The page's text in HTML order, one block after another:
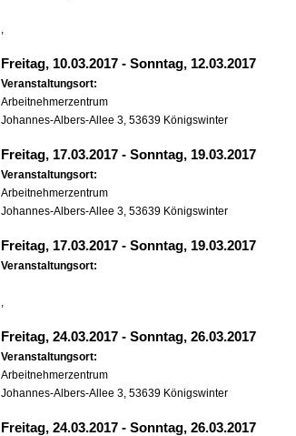
,
Freitag, 10.03.2017 - Sonntag, 12.03.2017
Veranstaltungsort:
Arbeitnehmerzentrum
Johannes-Albers-Allee 3, 53639 Königswinter
Freitag, 17.03.2017 - Sonntag, 19.03.2017
Veranstaltungsort:
Arbeitnehmerzentrum
Johannes-Albers-Allee 3, 53639 Königswinter
Freitag, 17.03.2017 - Sonntag, 19.03.2017
Veranstaltungsort:
,
Freitag, 24.03.2017 - Sonntag, 26.03.2017
Veranstaltungsort:
Arbeitnehmerzentrum
Johannes-Albers-Allee 3, 53639 Königswinter
Freitag, 24.03.2017 - Sonntag, 26.03.2017